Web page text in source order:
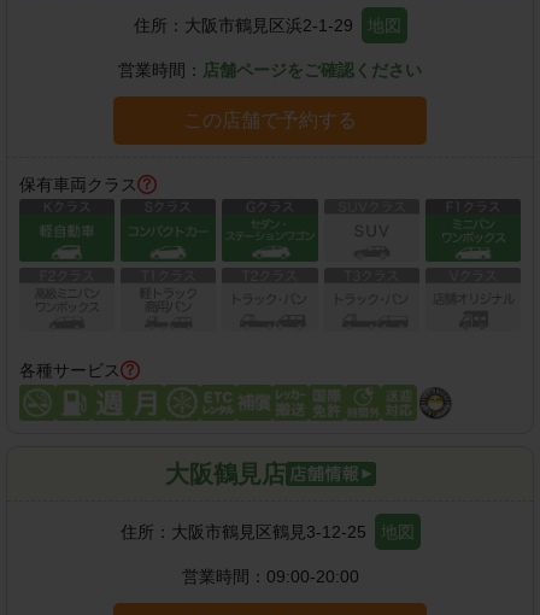
住所： 大阪市鶴見区浜2-1-29 地図
営業時間： 店舗ページをご確認ください
この店舗で予約する
保有車両クラス
各種サービス
大阪鶴見店
住所： 大阪市鶴見区鶴見3-12-25 地図
営業時間： 09:00-20:00